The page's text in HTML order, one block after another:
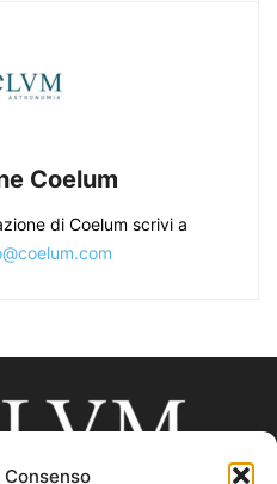
Coelum
di Coelum scrivi a